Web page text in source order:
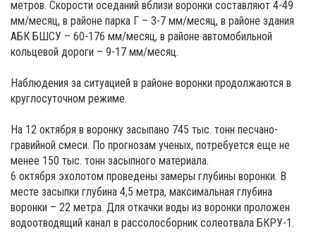
метров. Скорости оседаний вблизи воронки составляют 4-49
мм/месяц, в районе парка Г – 3-7 мм/месяц, в районе здания
АБК БШСУ – 60-176 мм/месяц, в районе автомобильной
кольцевой дороги – 9-17 мм/месяц.
Наблюдения за ситуацией в районе воронки продолжаются в
круглосуточном режиме.
На 12 октября в воронку засыпано 745 тыс. тонн песчано-
гравийной смеси. По прогнозам ученых, потребуется еще не
менее 150 тыс. тонн засыпного материала.
6 октября эхолотом проведены замеры глубины воронки. В
месте засыпки глубина 4,5 метра, максимальная глубина
воронки – 22 метра. Для откачки воды из воронки проложен
водоотводящий канал в рассолосборник солеотвала БКРУ-1.